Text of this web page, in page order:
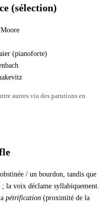
(sélection)
(pianoforte)
autres via des parutions en
/ un bourdon, tandis que
la voix déclame syllabiquement.
pétrification (proximité de la